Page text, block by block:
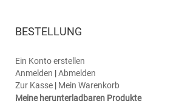
BESTELLUNG
Ein Konto erstellen
Anmelden |Abmelden
Zur Kasse | Mein Warenkorb
Meine herunterladbaren Produkte